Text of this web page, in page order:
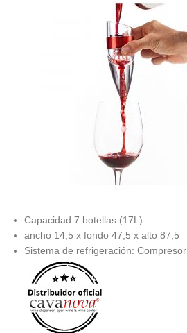
Capacidad 7 botellas (17L)
ancho 14,5 x fondo 47,5 x alto 87,5
Sistema de refrigeración: Compresor